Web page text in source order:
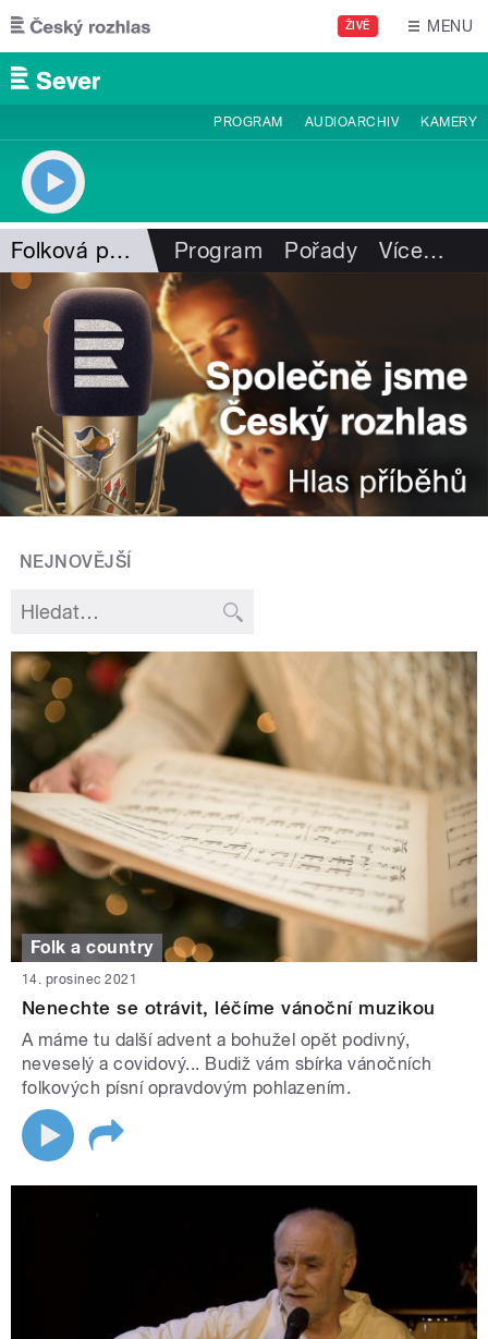
Přejít k hlavnímu obsahu
ŽIVĚ MENU
PROGRAM AUDIOARCHIV KAMERY
Folková pohlazení Program Pořady Více…
NEJNOVĚJŠÍ
Folk a country
14. prosinec 2021
Nenechte se otrávit, léčíme vánoční muzikou
A máme tu další advent a bohužel opět podivný,
neveselý a covidový... Budiž vám sbírka vánočních
folkových písní opravdovým pohlazením.